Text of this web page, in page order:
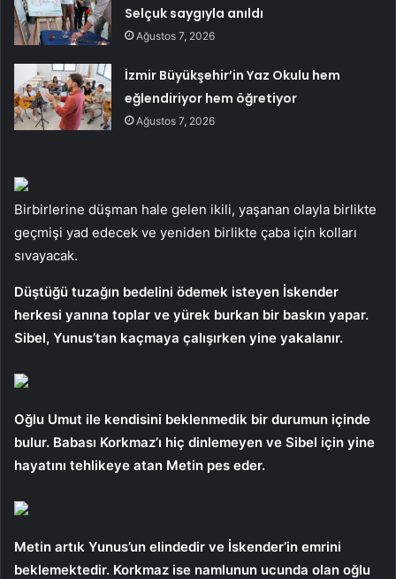
Selçuk saygıyla anıldı
Ağustos 7, 2026
İzmir Büyükşehir’in Yaz Okulu hem
eğlendiriyor hem öğretiyor
Ağustos 7, 2026
Birbirlerine düşman hale gelen ikili, yaşanan olayla birlikte
geçmişi yad edecek ve yeniden birlikte çaba için kolları
sıvayacak.
Düştüğü tuzağın bedelini ödemek isteyen İskender
herkesi yanına toplar ve yürek burkan bir baskın yapar.
Sibel, Yunus’tan kaçmaya çalışırken yine yakalanır.
Oğlu Umut ile kendisini beklenmedik bir durumun içinde
bulur. Babası Korkmaz’ı hiç dinlemeyen ve Sibel için yine
hayatını tehlikeye atan Metin pes eder.
Metin artık Yunus’un elindedir ve İskender’in emrini
beklemektedir. Korkmaz ise namlunun ucunda olan oğlu